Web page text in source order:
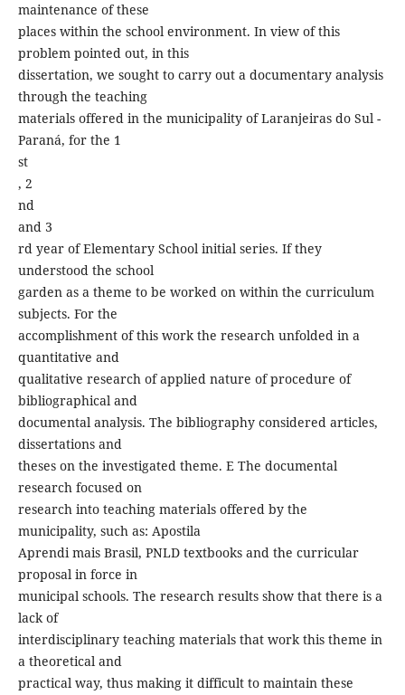
maintenance of these
places within the school environment. In view of this
problem pointed out, in this
dissertation, we sought to carry out a documentary analysis
through the teaching
materials offered in the municipality of Laranjeiras do Sul -
Paraná, for the 1
st
, 2
nd
and 3
rd year of Elementary School initial series. If they
understood the school
garden as a theme to be worked on within the curriculum
subjects. For the
accomplishment of this work the research unfolded in a
quantitative and
qualitative research of applied nature of procedure of
bibliographical and
documental analysis. The bibliography considered articles,
dissertations and
theses on the investigated theme. E The documental
research focused on
research into teaching materials offered by the
municipality, such as: Apostila
Aprendi mais Brasil, PNLD textbooks and the curricular
proposal in force in
municipal schools. The research results show that there is a
lack of
interdisciplinary teaching materials that work this theme in
a theoretical and
practical way, thus making it difficult to maintain these